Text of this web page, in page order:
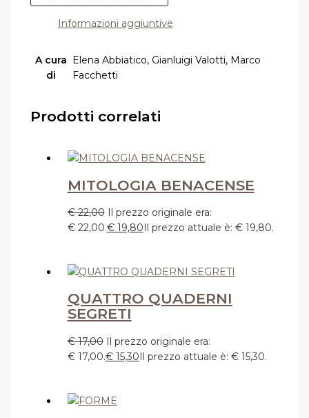
Informazioni aggiuntive
A cura
di
Elena Abbiatico, Gianluigi Valotti, Marco
Facchetti
Prodotti correlati
MITOLOGIA BENACENSE
€22,00 Il prezzo originale era:
€ 22,00.€19,80Il prezzo attuale è: € 19,80.
QUATTRO QUADERNI
SEGRETI
€17,00 Il prezzo originale era:
€ 17,00.€15,30Il prezzo attuale è: € 15,30.